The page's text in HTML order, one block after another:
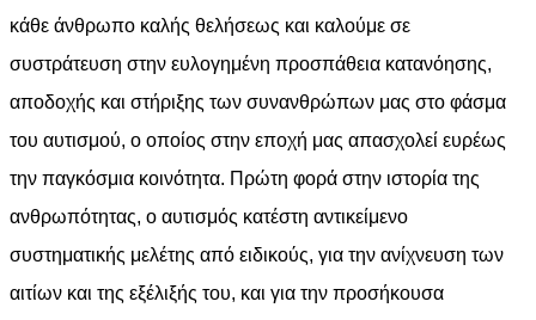
κάθε άνθρωπο καλής θελήσεως και καλούμε σε
συστράτευση στην ευλογημένη προσπάθεια κατανόησης,
αποδοχής και στήριξης των συνανθρώπων μας στο φάσμα
του αυτισμού, ο οποίος στην εποχή μας απασχολεί ευρέως
την παγκόσμια κοινότητα. Πρώτη φορά στην ιστορία της
ανθρωπότητας, ο αυτισμός κατέστη αντικείμενο
συστηματικής μελέτης από ειδικούς, για την ανίχνευση των
αιτίων και της εξέλιξής του, και για την προσήκουσα